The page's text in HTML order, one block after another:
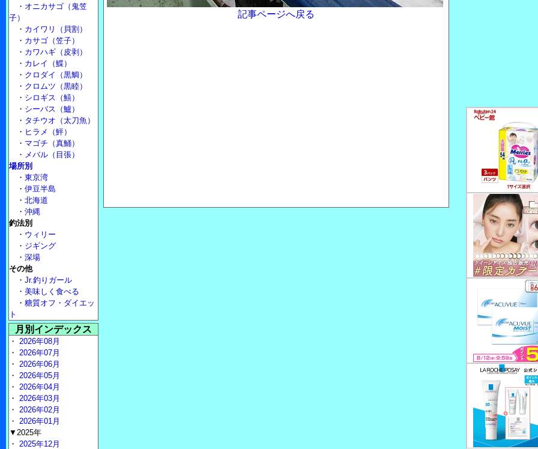
記事ページへ戻る
・ オニカサゴ（鬼笠
子）
・ カイワリ（貝割）
・ カサゴ（笠子）
・ カワハギ（皮剥）
・ カレイ（鰈）
・ クロダイ（黒鯛）
・ クロムツ（黒睦）
・ シロギス（鱚）
・ シーバス（鱸）
・ タチウオ（太刀魚）
・ ヒラメ（鮃）
・ マゴチ（真鯒）
・ メバル（目張）
場所別
・ 東京湾
・ 伊豆半島
・ 北海道
・ 沖縄
釣法別
・ ウィリー
・ ジギング
・ 深場
その他
・ Jr.釣りガール
・ 美味しく食べる
・ 糖質オフ・ダイエッ
ト
月別インデックス
・ 2026年08月
・ 2026年07月
・ 2026年06月
・ 2026年05月
・ 2026年04月
・ 2026年03月
・ 2026年02月
・ 2026年01月
▼2025年
・ 2025年12月